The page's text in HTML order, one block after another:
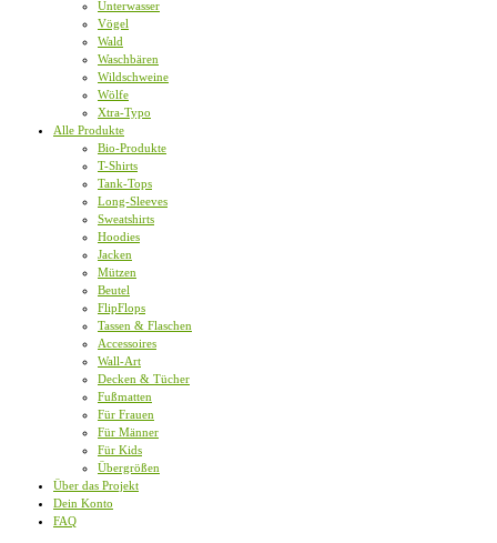
Unterwasser
Vögel
Wald
Waschbären
Wildschweine
Wölfe
Xtra-Typo
Alle Produkte
Bio-Produkte
T-Shirts
Tank-Tops
Long-Sleeves
Sweatshirts
Hoodies
Jacken
Mützen
Beutel
FlipFlops
Tassen & Flaschen
Accessoires
Wall-Art
Decken & Tücher
Fußmatten
Für Frauen
Für Männer
Für Kids
Übergrößen
Über das Projekt
Dein Konto
FAQ